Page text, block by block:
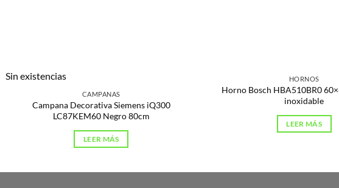
Sin existencias
CAMPANAS
Campana Decorativa Siemens iQ300
LC87KEM60 Negro 80cm
LEER MÁS
HORNOS
Horno Bosch HBA510BR0
inoxidable
LEER MÁS